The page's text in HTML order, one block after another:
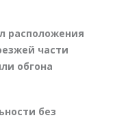
расположения
части
обгона
без